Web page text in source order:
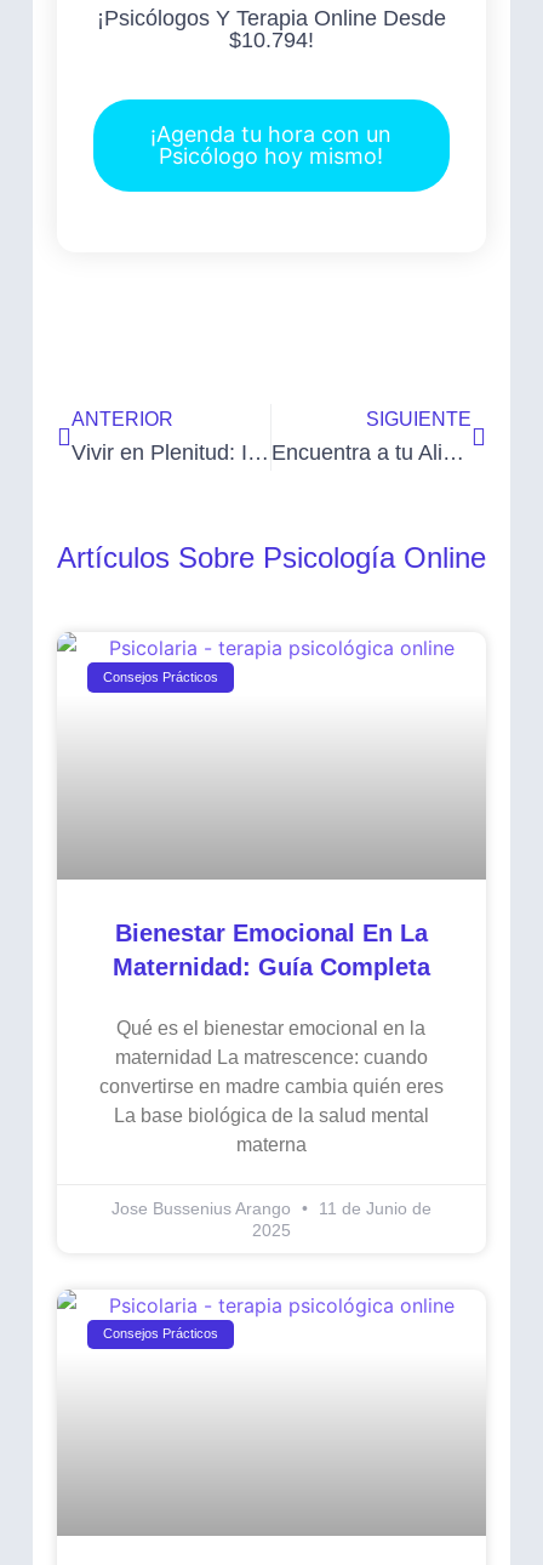
¡Psicólogos Y Terapia Online Desde
$10.794!
¡Agenda tu hora con un
Psicólogo hoy mismo!
ANTERIOR
Vivir en Plenitud: Incorporando Mindfulness a tu Rutina
SIGUIENTE
Encuentra a tu Aliado en la Terapia: Terapeutas Especializados
Artículos Sobre Psicología Online
Consejos Prácticos
Bienestar Emocional En La
Maternidad: Guía Completa
Qué es el bienestar emocional en la
maternidad La matrescence: cuando
convertirse en madre cambia quién eres
La base biológica de la salud mental
materna
Jose Bussenius Arango
11 de Junio de
2025
Consejos Prácticos